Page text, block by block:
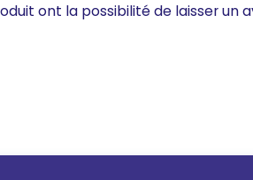
ont la possibilité de laisser un